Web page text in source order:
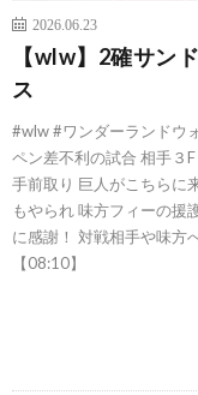
2026.06.23
【wlw】2確サン
ス
#wlw #ワンダーランドウ
ペン差不利の試合 相手３
手前取り 巨人がこちらに
もやられ 味方フィーの援
に感謝！ 対戦相手や味方
【08:10】